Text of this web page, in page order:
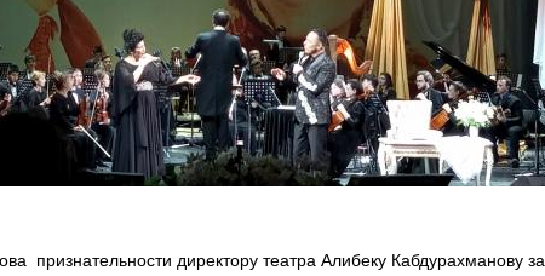
признательности директору театра Алибеку Кабдурахманову за